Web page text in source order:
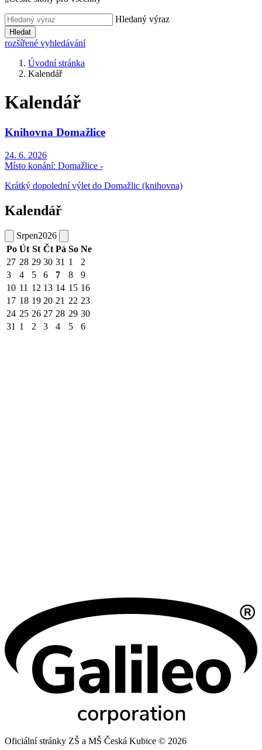
Hledaný výraz
Hledat
rozšířené vyhledávání
Úvodní stránka
Kalendář
Kalendář
Knihovna Domažlice
24. 6. 2026
Místo konání: Domažlice -
Krátký dopolední výlet do Domažlic (knihovna)
Kalendář
Srpen2026
Po Út St Čt Pá So Ne
27 28 29 30 31 1
2
3
4 5 6 7 8
9
10 11 12 13 14 15 16
17 18 19 20 21 22 23
24 25 26 27 28 29 30
31 1 2 3 4 5 6
Oficiální stránky ZŠ a MŠ Česká Kubice © 2026